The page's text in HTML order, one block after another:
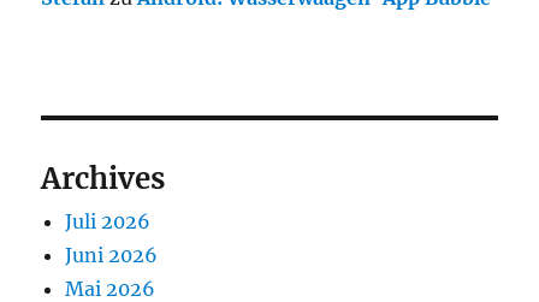
Archives
Juli 2026
Juni 2026
Mai 2026